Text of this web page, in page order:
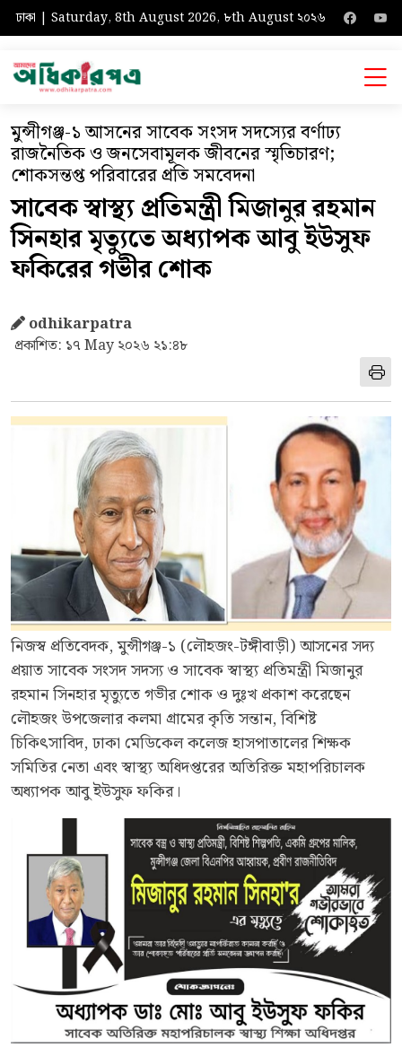
ঢাকা | Saturday, 8th August 2026, ৮th August ২০২৬
মুন্সীগঞ্জ-১ আসনের সাবেক সংসদ সদস্যের বর্ণাঢ্য
রাজনৈতিক ও জনসেবামূলক জীবনের স্মৃতিচারণ;
শোকসন্তপ্ত পরিবারের প্রতি সমবেদনা
সাবেক স্বাস্থ্য প্রতিমন্ত্রী মিজানুর রহমান
সিনহার মৃত্যুতে অধ্যাপক আবু ইউসুফ
ফকিরের গভীর শোক
odhikarpatra
প্রকাশিত: ১৭ May ২০২৬ ২১:৪৮
নিজস্ব প্রতিবেদক, মুন্সীগঞ্জ-১ (লৌহজং-টঙ্গীবাড়ী) আসনের সদ্য
প্রয়াত সাবেক সংসদ সদস্য ও সাবেক স্বাস্থ্য প্রতিমন্ত্রী মিজানুর
রহমান সিনহার মৃত্যুতে গভীর শোক ও দুঃখ প্রকাশ করেছেন
লৌহজং উপজেলার কলমা গ্রামের কৃতি সন্তান, বিশিষ্ট
চিকিৎসাবিদ, ঢাকা মেডিকেল কলেজ হাসপাতালের শিক্ষক
সমিতির নেতা এবং স্বাস্থ্য অধিদপ্তরের অতিরিক্ত মহাপরিচালক
অধ্যাপক আবু ইউসুফ ফকির।